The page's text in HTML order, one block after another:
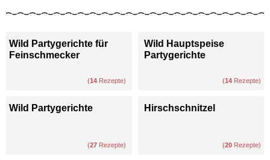
Wild Partygerichte für
Feinschmecker
(14 Rezepte)
Wild Hauptspeise
Partygerichte
(14 Rezepte)
Wild Partygerichte
(27 Rezepte)
Hirschschnitzel
(20 Rezepte)